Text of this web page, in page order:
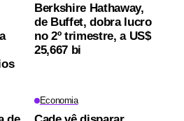
Berkshire Hathaway,
de Buffet, dobra lucro
no 2º trimestre, a US$
25,667 bi
Economia